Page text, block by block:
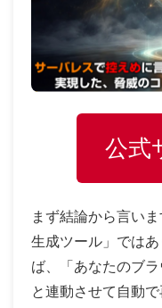
公式
まず結論から言い
生成ツール」では
ば、「あなたのブ
と連動させて自動